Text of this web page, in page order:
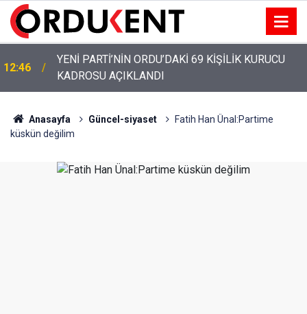
12:46
YENİ PARTİ’NİN ORDU’DAKİ 69 KİŞİLİK KURUCU
KADROSU AÇIKLANDI
Anasayfa Güncel-siyaset
Fatih Han Ünal:Partime
küskün değilim